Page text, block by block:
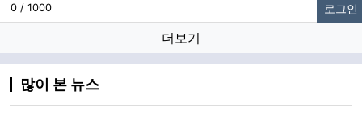
0 / 1000 로그인
더보기
많이 본 뉴스